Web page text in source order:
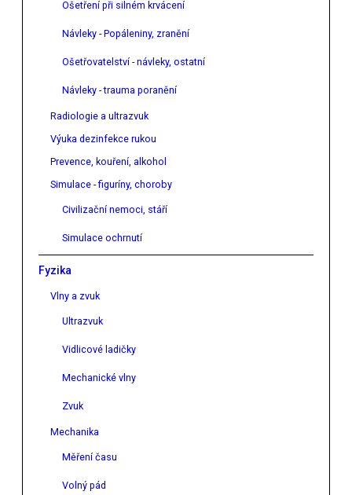
Ošetření při silném krvácení
Návleky - Popáleniny, zranění
Ošetřovatelství - návleky, ostatní
Návleky - trauma poranění
Radiologie a ultrazvuk
Výuka dezinfekce rukou
Prevence, kouření, alkohol
Simulace - figuríny, choroby
Civilizační nemoci, stáří
Simulace ochrnutí
Fyzika
Vlny a zvuk
Ultrazvuk
Vidlicové ladičky
Mechanické vlny
Zvuk
Mechanika
Měření času
Volný pád